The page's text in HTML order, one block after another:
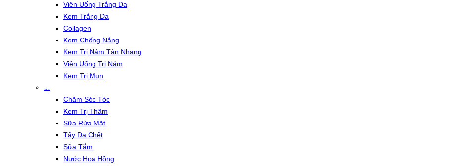
Viên Uống Trắng Da
Kem Trắng Da
Collagen
Kem Chống Nắng
Kem Trị Nám Tàn Nhang
Viên Uống Trị Nám
Kem Trị Mụn
Chăm Sóc Tóc
Kem Trị Thâm
Sữa Rửa Mặt
Tẩy Da Chết
Sữa Tắm
Nước Hoa Hồng